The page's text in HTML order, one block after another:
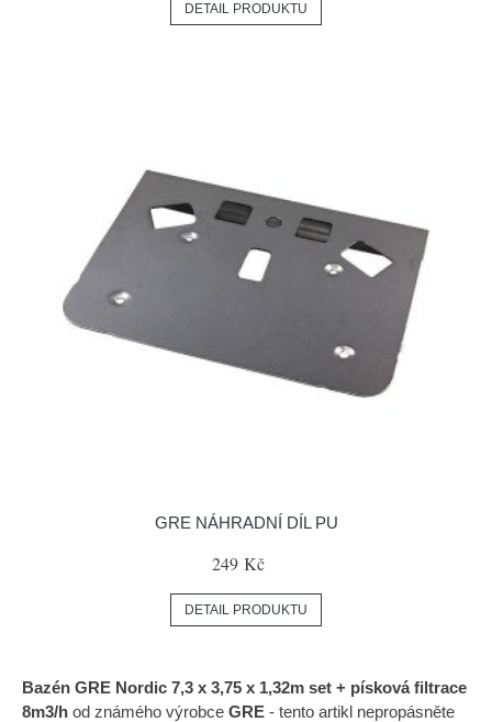
DETAIL PRODUKTU
GRE NÁHRADNÍ DÍL PU
249 Kč
DETAIL PRODUKTU
Bazén GRE Nordic 7,3 x 3,75 x 1,32m set + písková filtrace
8m3/h od známého výrobce GRE - tento artikl nepropásněte